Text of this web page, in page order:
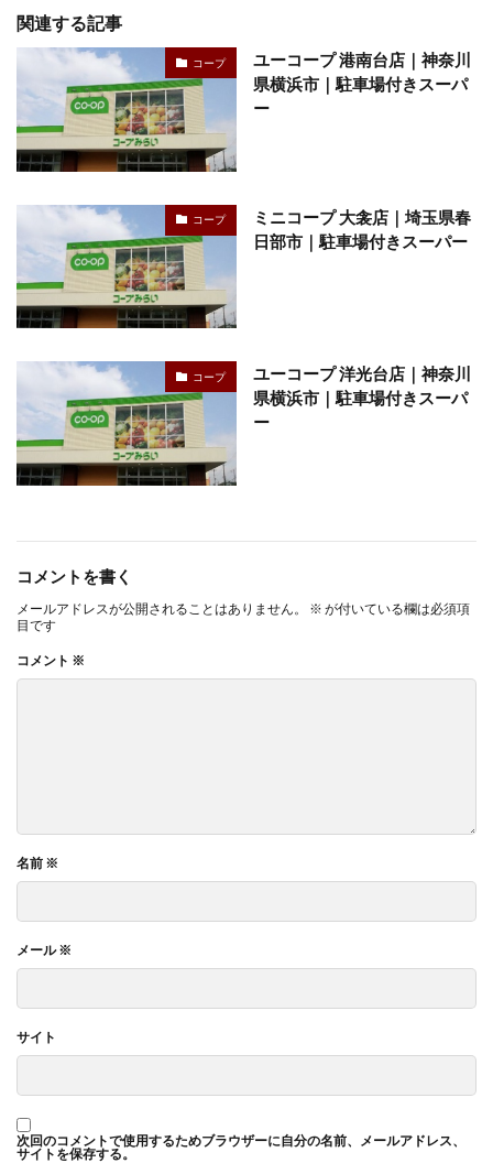
関連する記事
コープ
ユーコープ 港南台店｜神奈川
県横浜市｜駐車場付きスーパ
ー
コープ
ミニコープ 大衾店｜埼玉県春
日部市｜駐車場付きスーパー
コープ
ユーコープ 洋光台店｜神奈川
県横浜市｜駐車場付きスーパ
ー
コメントを書く
メールアドレスが公開されることはありません。 ※ が付いている欄は必須項
目です
コメント ※
名前 ※
メール※
サイト
次回のコメントで使用するためブラウザーに自分の名前、メールアドレス、
サイトを保存する。